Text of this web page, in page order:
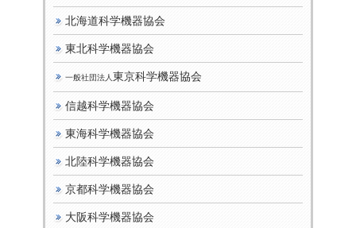
北海道科学機器協会
東北科学機器協会
一般社団法人 東京科学機器協会
信越科学機器協会
東海科学機器協会
北陸科学機器協会
京都科学機器協会
大阪科学機器協会